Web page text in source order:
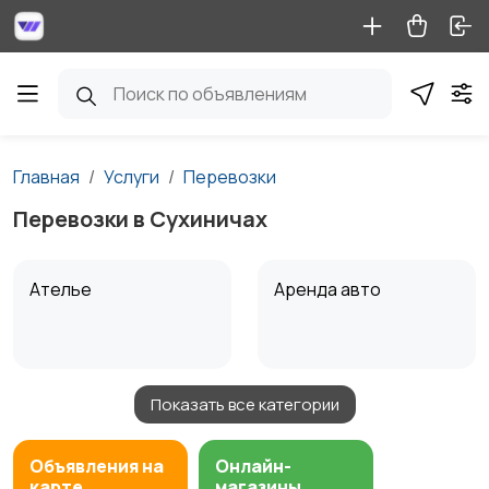
Главная Услуги Перевозки
Перевозки в Сухиничах
Ателье Аренда авто
Аренда водного
транспорта
Аренда спецтехники
Показать все категории
Объявления на
Онлайн-